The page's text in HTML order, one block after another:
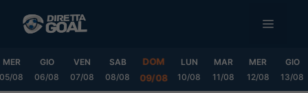
MENU
MER
05/08
GIO
06/08
VEN
07/08
SAB
08/08
DOM
09/08
LUN
10/08
MAR
11/08
MER
12/08
GIO
13/08